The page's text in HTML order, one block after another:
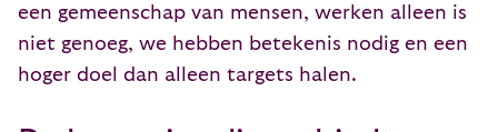
een gemeenschap van mensen, werken alleen is
niet genoeg, we hebben betekenis nodig en een
hoger doel dan alleen targets halen.